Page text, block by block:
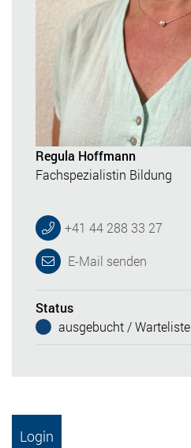
Regula Hoffmann
Fachspezialistin Bildung
+41 44 288 33 27
E-Mail senden
Status
ausgebucht / Warteliste
Login